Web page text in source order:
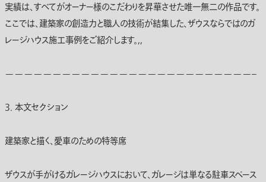
実績は、すべてがオーナー様のこだわりを昇華させた唯一無二の作品です。
ここでは、建築家の創造力と職人の技術が結集した、ザウスならではのガ
レージハウス施工事例をご紹介します。,,
——————————————————————————–
3. 本文セクション
建築家と描く、愛車のための特等席
ザウスが手がけるガレージハウスにおいて、ガレージは単なる駐車スペース